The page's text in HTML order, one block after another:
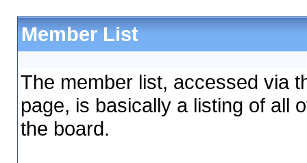
Member List
The member list, accessed via
page, is basically a listing of all
the board.